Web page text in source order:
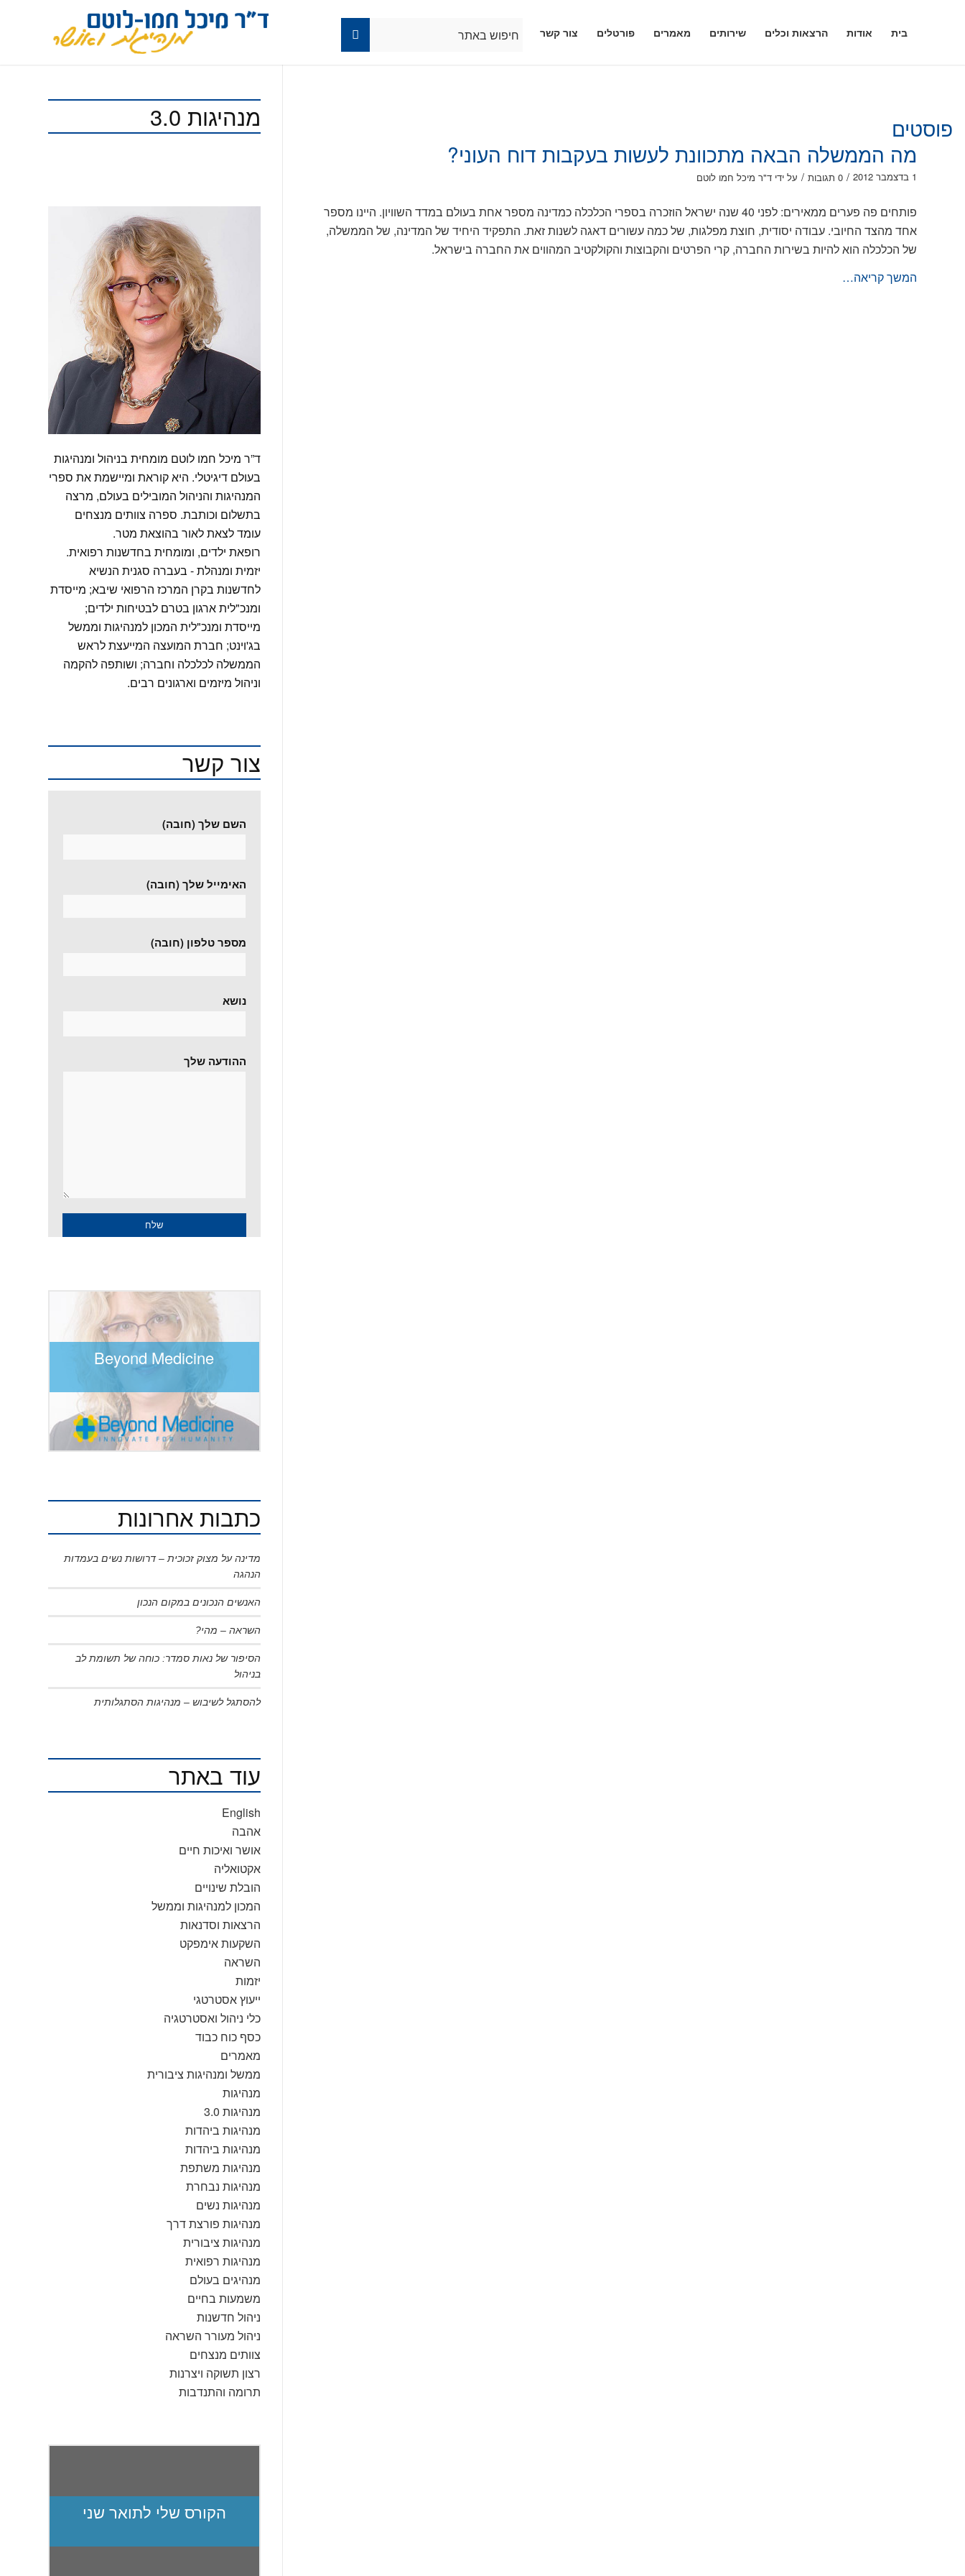
בית אודות הרצאות וכלים שירותים מאמרים פורטלים צור קשר
פוסטים
מה הממשלה הבאה מתכוונת לעשות בעקבות דוח העוני?
1 בדצמבר 2012 / 0 תגובות / על ידי ד"ר מיכל חמו לוטם
פותחים פה פערים ממאירים: לפני 40 שנה ישראל הוזכרה בספרי הכלכלה כמדינה מספר אחת בעולם במדד השוויון. היינו מספר
אחד מהצד החיובי. עבודה יסודית, חוצת מפלגות, של כמה עשורים דאגה לשנות זאת. התפקיד היחיד של המדינה, של הממשלה,
של הכלכלה הוא להיות בשירות החברה, קרי הפרטים והקבוצות והקולקטיב המהווים את החברה בישראל.
המשך קריאה…
מנהיגות 3.0
ד”ר מיכל חמו לוטם מומחית בניהול ומנהיגות
בעולם דיגיטלי. היא קוראת ומיישמת את ספרי
המנהיגות והניהול המובילים בעולם, מרצה
בתשלום וכותבת. ספרה צוותים מנצחים
עומד לצאת לאור בהוצאת מטר.
רופאת ילדים, ומומחית בחדשנות רפואית.
יזמית ומנהלת - בעברה סגנית הנשיא
לחדשנות בקרן המרכז הרפואי שיבא; מייסדת
ומנכ"לית ארגון בטרם לבטיחות ילדים;
מייסדת ומנכ"לית המכון למנהיגות וממשל
בג'וינט; חברת המועצה המייעצת לראש
הממשלה לכלכלה וחברה; ושותפה להקמה
וניהול מיזמים וארגונים רבים.
צור קשר
השם שלך (חובה)
האימייל שלך (חובה)
מספר טלפון (חובה)
נושא
ההודעה שלך
Beyond Medicine
כתבות אחרונות
מדינה על מצוק זכוכית – דרושות נשים בעמדות
הנהגה
האנשים הנכונים במקום הנכון
השראה – מהי?
הסיפור של נאות סמדר: כוחה של תשומת לב
בניהול
להסתגל לשיבוש – מנהיגות הסתגלותית
עוד באתר
English
אהבה
אושר ואיכות חיים
אקטואליה
הובלת שינויים
המכון למנהיגות וממשל
הרצאות וסדנאות
השקעות אימפקט
השראה
יזמות
ייעוץ אסטרטגי
כלי ניהול ואסטרטגיה
כסף כוח כבוד
מאמרים
ממשל ומנהיגות ציבורית
מנהיגות
מנהיגות 3.0
מנהיגות ביהדות
מנהיגות ביהדות
מנהיגות משתפת
מנהיגות נבחרת
מנהיגות נשים
מנהיגות פורצת דרך
מנהיגות ציבורית
מנהיגות רפואית
מנהיגים בעולם
משמעות בחיים
ניהול חדשנות
ניהול מעורר השראה
צוותים מנצחים
רצון תשוקה ויצרנות
תרומה והתנדבות
הקורס שלי לתואר שני